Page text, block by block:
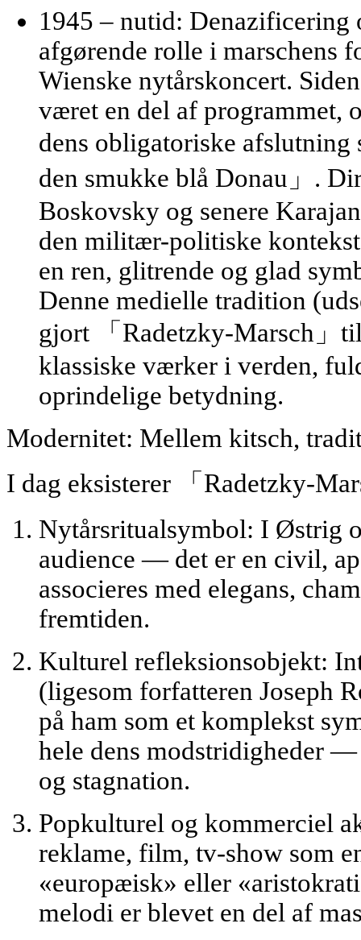
1945 – nutid: Denazificering
afgørende rolle i marschens
Wienske nytårskoncert.
været en del af programmet,
dens obligatoriske afslutning
den smukke blå Donau」.
Boskovsky og senere
den militær-politiske
en ren, glitrende og glad
Denne medielle tradition
gjort 「Radetzky-Marsch」
klassiske værker i verden,
oprindelige betydning.
Modernitet: Mellem kitsch,
I dag eksisterer 「Radetzky-
Nytårsritualsymbol: I Østrig
audience — det er en civil,
associeres med elegans,
fremtiden.
Kulturel refleksionsobjekt:
(ligesom forfatteren Joseph
på ham som et komplekst
hele dens modstridigheder
og stagnation.
Popkulturel og kommerciel
reklame, film, tv-show som
«europæisk» eller
melodi er blevet en del af